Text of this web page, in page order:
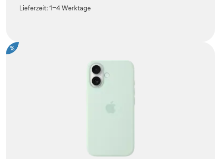
Lieferzeit:1-4 Werktage
%